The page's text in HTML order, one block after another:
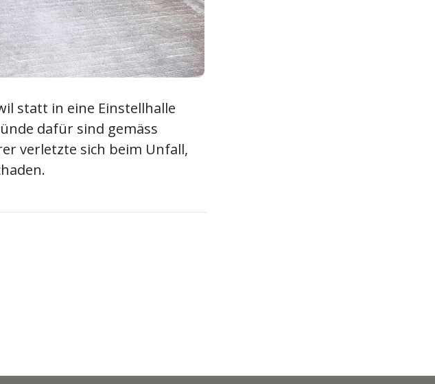
statt in eine Einstellhalle
dafür sind gemäss
verletzte sich beim Unfall,